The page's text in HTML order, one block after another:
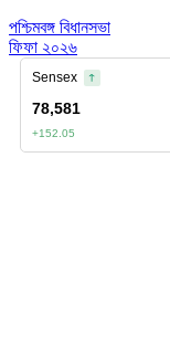
পশ্চিমবঙ্গ বিধানসভা
ফিফা ২০২৬